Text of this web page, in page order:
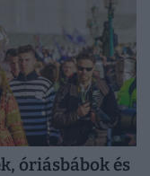
óriásbábok és